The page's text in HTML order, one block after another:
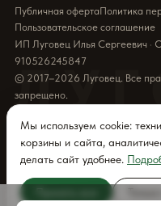
Публичная офертаПолитика
Пользовательское соглашение
ИП Луговец Илья Сергеевич
910526245847
© 2017–2026 Луговец. Все
запрещено.
Мы используем cookie:
корзины и сайта,
делать сайт удобнее.